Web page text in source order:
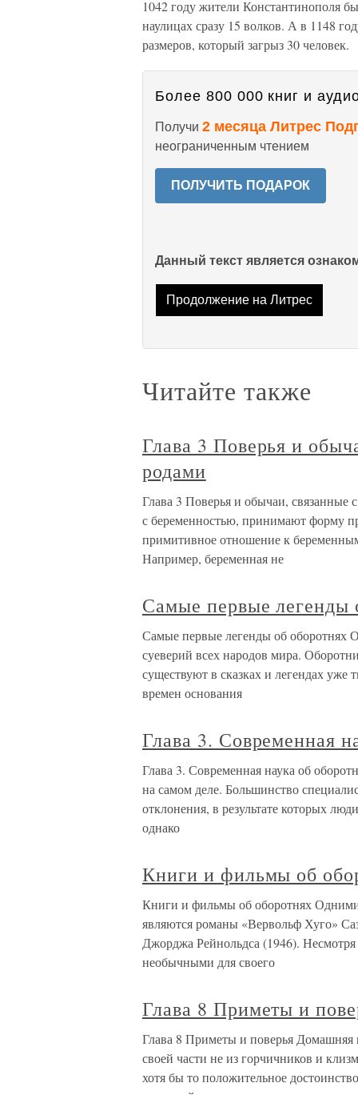
1042 году жители Константинополя
наулицах сразу 15 волков. А в 1148
размеров, который загрыз 30 человек.
Более 800 000 книг и
Получи 2 месяца Литрес
неограниченным чтением
ПОЛУЧИТЬ ПОДАРОК
Данный текст является
Продолжение на Литрес
Читайте также
Глава 3 Поверья и
родами
Глава 3 Поверья и обычаи, связанные
с беременностью, принимают форму
примитивное отношение к
Например, беременная не
Самые первые легенды
Самые первые легенды об оборотнях
суеверий всех народов мира.
существуют в сказках и легендах уже
времен основания
Глава 3. Современная
Глава 3. Современная наука об
на самом деле. Большинство
отклонения, в результате которых
однако
Книги и фильмы об
Книги и фильмы об оборотнях
являются романы «Вервольф Хуго»
Джорджа Рейнольдса (1946). Несмотря
необычными для своего
Глава 8 Приметы и
Глава 8 Приметы и поверья Домашняя
своей части не из горчичников и
хотя бы то положительное